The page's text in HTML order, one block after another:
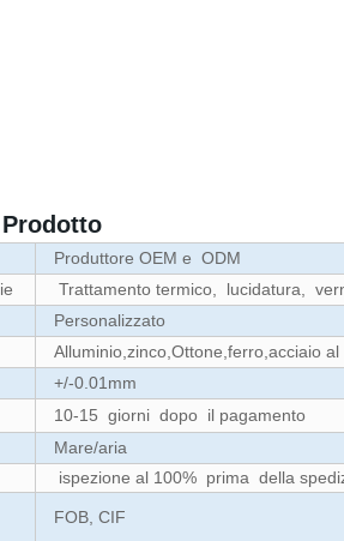
Produttore OEM e ODM
Trattamento termico, lucidatura,
Personalizzato
Alluminio,zinco,Ottone,ferro,acciaio al
+/-0.01mm
10-15 giorni dopo il pagamento
Mare/aria
ispezione al 100% prima della
FOB, CIF